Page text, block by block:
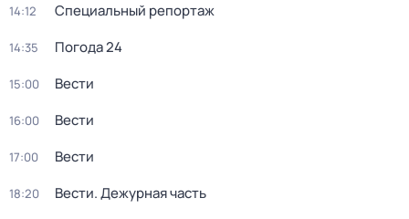
14:12 Специальный репортаж
14:35 Погода 24
15:00 Вести
16:00 Вести
17:00 Вести
18:20 Вести. Дежурная часть